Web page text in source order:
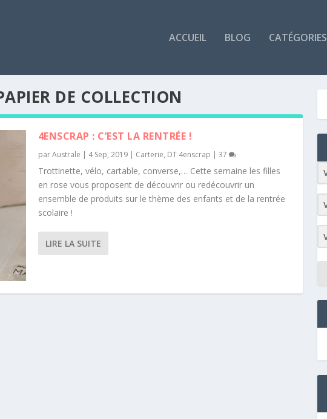
ACCUEIL BLOG CATÉGORIES
DE COLLECTION
4ENSCRAP : C’EST LA RENTRÉE !
parAustrale | 4 Sep, 2019| Carterie, DT 4enscrap | 37
Trottinette, vélo, cartable, converse,… Cette semaine les filles
en rose vous proposent de découvrir ou redécouvrir un
ensemble de produits sur le thème des enfants et de la rentrée
scolaire !
LIRE LA SUITE